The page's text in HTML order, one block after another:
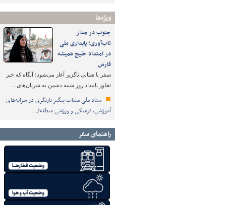
ویژه‌ها
جنوب در مدار
تاب‌آوری؛ پایداری ملی
در امتداد خلیج همیشه
فارس
سفر با شتابی ناگزیر آغاز می‌شود؛ آنگاه که خبر
تجاوز بامداد روز شنبه دشمن به شریان‌های…
ستاد ملی میناب پیگیر بازنگری در سرانه‌های
آموزشی، فرهنگی و ورزشی منطقه/…
راهنمای سفر